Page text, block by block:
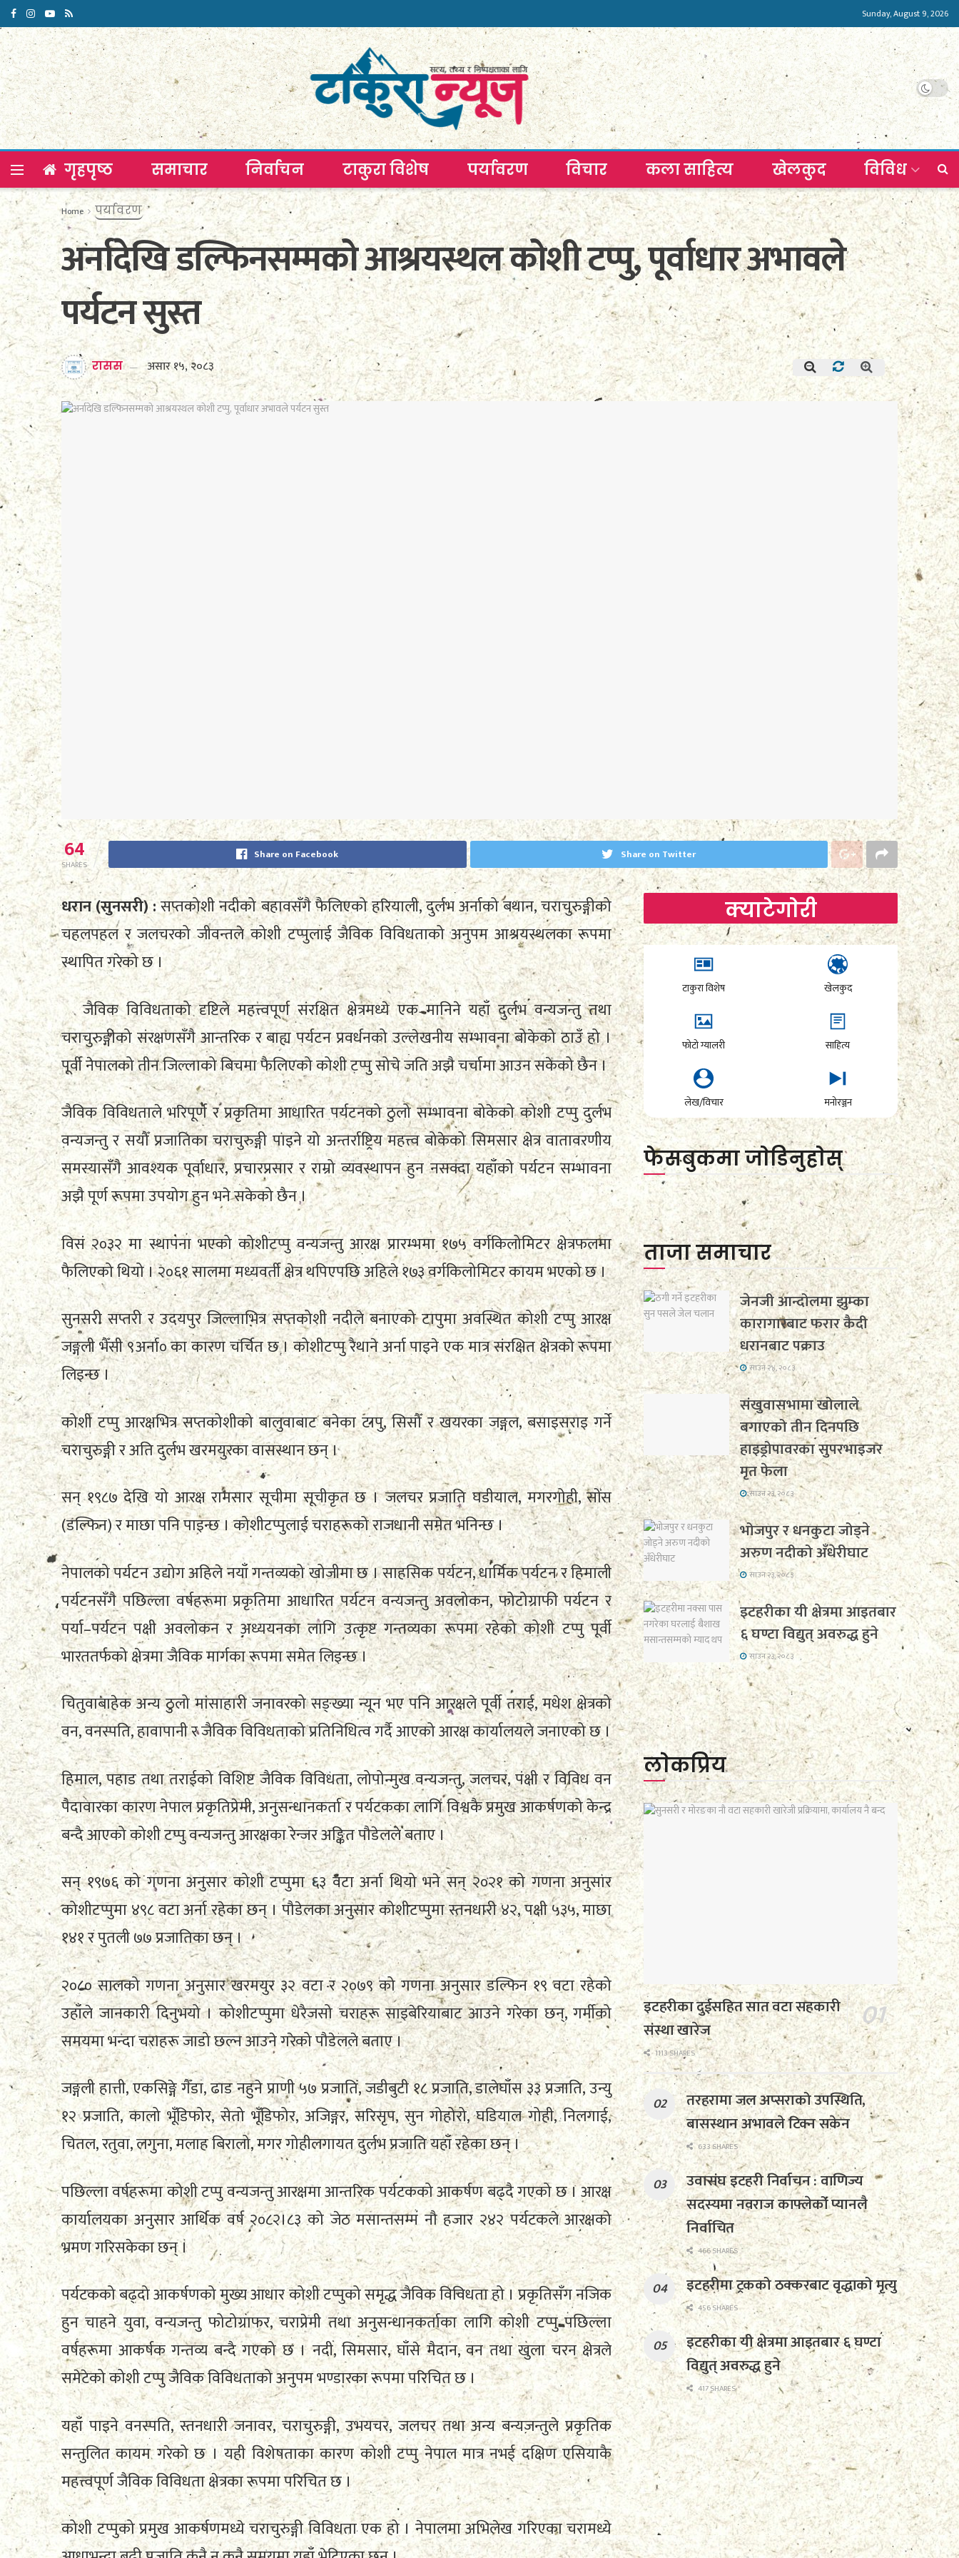
Sunday, August 9, 2026
गृहपृष्ठ समाचार निर्वाचन टाकुरा विशेष पर्यावरण विचार कला साहित्य खेलकुद विविध
Home पर्यावरण
अर्नादेखि डल्फिनसम्मको आश्रयस्थल कोशी टप्पु, पूर्वाधार अभावले
पर्यटन सुस्त
रासस असार १५, २०८३
64
SHARES
Share on Facebook Share on Twitter
धरान (सुनसरी) :सप्तकोशी नदीको बहावसँगै फैलिएको हरियाली, दुर्लभ अर्नाको बथान, चराचुरुङ्गीको
चहलपहल र जलचरको जीवन्तले कोशी टप्पुलाई जैविक विविधताको अनुपम आश्रयस्थलका रूपमा
स्थापित गरेको छ ।
जैविक विविधताको दृष्टिले महत्त्वपूर्ण संरक्षित क्षेत्रमध्ये एक मानिने यहाँ दुर्लभ वन्यजन्तु तथा
चराचुरुङ्गीको संरक्षणसँगै आन्तरिक र बाह्य पर्यटन प्रवर्धनको उल्लेखनीय सम्भावना बोकेको ठाउँ हो ।
पूर्वी नेपालको तीन जिल्लाको बिचमा फैलिएको कोशी टप्पु सोचे जति अझै चर्चामा आउन सकेको छैन ।
जैविक विविधताले भरिपूर्ण र प्रकृतिमा आधारित पर्यटनको ठुलो सम्भावना बोकेको कोशी टप्पु दुर्लभ
वन्यजन्तु र सयौँ प्रजातिका चराचुरुङ्गी पाइने यो अन्तर्राष्ट्रिय महत्त्व बोकेको सिमसार क्षेत्र वातावरणीय
समस्यासँगै आवश्यक पूर्वाधार, प्रचारप्रसार र राम्रो व्यवस्थापन हुन नसक्दा यहाँको पर्यटन सम्भावना
अझै पूर्ण रूपमा उपयोग हुन भने सकेको छैन ।
विसं २०३२ मा स्थापना भएको कोशीटप्पु वन्यजन्तु आरक्ष प्रारम्भमा १७५ वर्गकिलोमिटर क्षेत्रफलमा
फैलिएको थियो । २०६१ सालमा मध्यवर्ती क्षेत्र थपिएपछि अहिले १७३ वर्गकिलोमिटर कायम भएको छ ।
सुनसरी सप्तरी र उदयपुर जिल्लाभित्र सप्तकोशी नदीले बनाएको टापुमा अवस्थित कोशी टप्पु आरक्ष
जङ्गली भैँसी ९अर्ना० का कारण चर्चित छ । कोशीटप्पु रैथाने अर्ना पाइने एक मात्र संरक्षित क्षेत्रको रूपमा
लिइन्छ ।
कोशी टप्पु आरक्षभित्र सप्तकोशीको बालुवाबाट बनेका टापु, सिसौँ र खयरका जङ्गल, बसाइसराइ गर्ने
चराचुरुङ्गी र अति दुर्लभ खरमयुरका वासस्थान छन् ।
सन् १९८७ देखि यो आरक्ष रामसार सूचीमा सूचीकृत छ । जलचर प्रजाति घडीयाल, मगरगोही, सोंस
(डल्फिन) र माछा पनि पाइन्छ । कोशीटप्पुलाई चराहरूको राजधानी समेत भनिन्छ ।
नेपालको पर्यटन उद्योग अहिले नयाँ गन्तव्यको खोजीमा छ । साहसिक पर्यटन, धार्मिक पर्यटन र हिमाली
पर्यटनसँगै पछिल्ला वर्षहरूमा प्रकृतिमा आधारित पर्यटन वन्यजन्तु अवलोकन, फोटोग्राफी पर्यटन र
पर्या–पर्यटन पक्षी अवलोकन र अध्ययनका लागि उत्कृष्ट गन्तव्यका रूपमा रहेको कोशी टप्पु पूर्वी
भारततर्फको क्षेत्रमा जैविक मार्गका रूपमा समेत लिइन्छ ।
चितुवाबाहेक अन्य ठुलो मांसाहारी जनावरको सङ्ख्या न्यून भए पनि आरक्षले पूर्वी तराई, मधेश क्षेत्रको
वन, वनस्पति, हावापानी र जैविक विविधताको प्रतिनिधित्व गर्दै आएको आरक्ष कार्यालयले जनाएको छ ।
हिमाल, पहाड तथा तराईको विशिष्ट जैविक विविधता, लोपोन्मुख वन्यजन्तु, जलचर, पंक्षी र विविध वन
पैदावारका कारण नेपाल प्रकृतिप्रेमी, अनुसन्धानकर्ता र पर्यटकका लागि विश्वकै प्रमुख आकर्षणको केन्द्र
बन्दै आएको कोशी टप्पु वन्यजन्तु आरक्षका रेन्जर अङ्कित पौडेलले बताए ।
सन् १९७६ को गणना अनुसार कोशी टप्पुमा ६३ वटा अर्ना थियो भने सन् २०२१ को गणना अनुसार
कोशीटप्पुमा ४९८ वटा अर्ना रहेका छन् । पौडेलका अनुसार कोशीटप्पुमा स्तनधारी ४२, पक्षी ५३५, माछा
१४१ र पुतली ७७ प्रजातिका छन् ।
२०८० सालको गणना अनुसार खरमयुर ३२ वटा र २०७९ को गणना अनुसार डल्फिन १९ वटा रहेको
उहाँले जानकारी दिनुभयो । कोशीटप्पुमा धेरैजसो चराहरू साइबेरियाबाट आउने गरेका छन्, गर्मीको
समयमा भन्दा चराहरू जाडो छल्न आउने गरेको पौडेलले बताए ।
जङ्गली हात्ती, एकसिङ्गे गैँडा, ढाड नहुने प्राणी ५७ प्रजाति, जडीबुटी १८ प्रजाति, डालेघाँस ३३ प्रजाति, उन्यु
१२ प्रजाति, कालो भूँडिफोर, सेतो भूँडिफोर, अजिङ्गर, सरिसृप, सुन गोहोरो, घडियाल गोही, निलगाई,
चितल, रतुवा, लगुना, मलाह बिरालो, मगर गोहीलगायत दुर्लभ प्रजाति यहाँ रहेका छन् ।
पछिल्ला वर्षहरूमा कोशी टप्पु वन्यजन्तु आरक्षमा आन्तरिक पर्यटकको आकर्षण बढ्दै गएको छ । आरक्ष
कार्यालयका अनुसार आर्थिक वर्ष २०८२।८३ को जेठ मसान्तसम्म नौ हजार २४२ पर्यटकले आरक्षको
भ्रमण गरिसकेका छन् ।
पर्यटकको बढ्दो आकर्षणको मुख्य आधार कोशी टप्पुको समृद्ध जैविक विविधता हो । प्रकृतिसँग नजिक
हुन चाहने युवा, वन्यजन्तु फोटोग्राफर, चराप्रेमी तथा अनुसन्धानकर्ताका लागि कोशी टप्पु पछिल्ला
वर्षहरूमा आकर्षक गन्तव्य बन्दै गएको छ । नदी, सिमसार, घाँसे मैदान, वन तथा खुला चरन क्षेत्रले
समेटेको कोशी टप्पु जैविक विविधताको अनुपम भण्डारका रूपमा परिचित छ ।
यहाँ पाइने वनस्पति, स्तनधारी जनावर, चराचुरुङ्गी, उभयचर, जलचर तथा अन्य बन्यजन्तुले प्रकृतिक
सन्तुलित कायम गरेको छ । यही विशेषताका कारण कोशी टप्पु नेपाल मात्र नभई दक्षिण एसियाकै
महत्त्वपूर्ण जैविक विविधता क्षेत्रका रूपमा परिचित छ ।
कोशी टप्पुको प्रमुख आकर्षणमध्ये चराचुरुङ्गी विविधता एक हो । नेपालमा अभिलेख गरिएका चरामध्ये
क्याटेगाेरी
टाकुरा विशेष खेलकुद
फोटो ग्यालरी साहित्य
लेख/विचार मनोरञ्जन
फेसबुकमा जाेडिनुहाेस्
ताजा समाचार
जेनजी आन्दोलमा झुम्का
कारागारबाट फरार कैदी
धरानबाट पक्राउ
साउन २४, २०८३
संखुवासभामा खोलाले
बगाएको तीन दिनपछि
हाइड्रोपावरका सुपरभाइजर
मृत फेला
साउन २३, २०८३
भोजपुर र धनकुटा जोड्ने
अरुण नदीको अँधेरीघाट
साउन २३, २०८३
इटहरीका यी क्षेत्रमा आइतबार
६ घण्टा विद्युत् अवरुद्ध हुने
साउन २३, २०८३
लाेकप्रिय
इटहरीका दुईसहित सात वटा सहकारी
संस्था खारेज
1113 SHARES
तरहरामा जल अप्सराको उपस्थिति,
बासस्थान अभावले टिक्न सकेन
633 SHARES
उवासंघ इटहरी निर्वाचन : वाणिज्य
सदस्यमा नवराज काफ्लेको प्यानलै
निर्वाचित
466 SHARES
इटहरीमा ट्रकको ठक्करबाट वृद्धाको मृत्यु
456 SHARES
इटहरीका यी क्षेत्रमा आइतबार ६ घण्टा
विद्युत् अवरुद्ध हुने
417 SHARES